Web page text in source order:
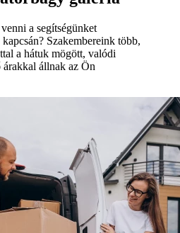
a segítségünket
Szakembereink több,
a hátuk mögött, valódi
árakkal állnak az Ön